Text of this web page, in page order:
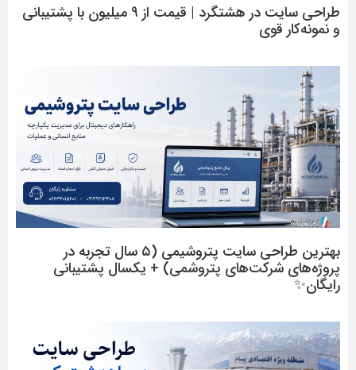
طراحی سایت در هشتگرد | قیمت از 9 میلیون با پشتیبانی
و نمونه‌کار قوی
بهترین طراحی سایت پتروشیمی (۵ سال تجربه در
پروژه‌های شرکت‌های پتروشمی) + یکسال پشتیبانی
رایگان✨